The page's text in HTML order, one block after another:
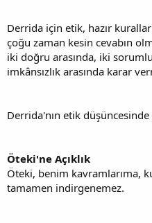
Derrida için etik, hazır
çoğu zaman kesin cevabın
iki doğru arasında, iki
imkânsızlık arasında karar
Derrida'nın etik
Öteki'ne Açıklık
Öteki, benim kavramlarıma,
tamamen indirgenemez.